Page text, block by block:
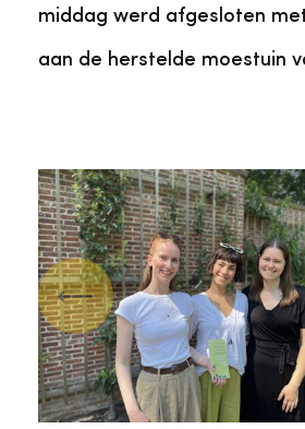
middag werd afgesloten
aan de herstelde moestuin
Vorige